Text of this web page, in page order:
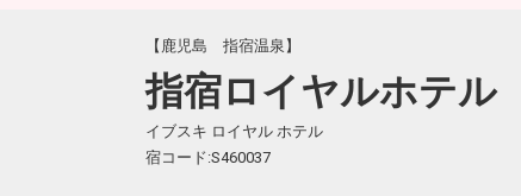
【鹿児島 指宿温泉】
指宿ロイヤルホテル
イブスキ ロイヤル ホテル
宿コード:S460037